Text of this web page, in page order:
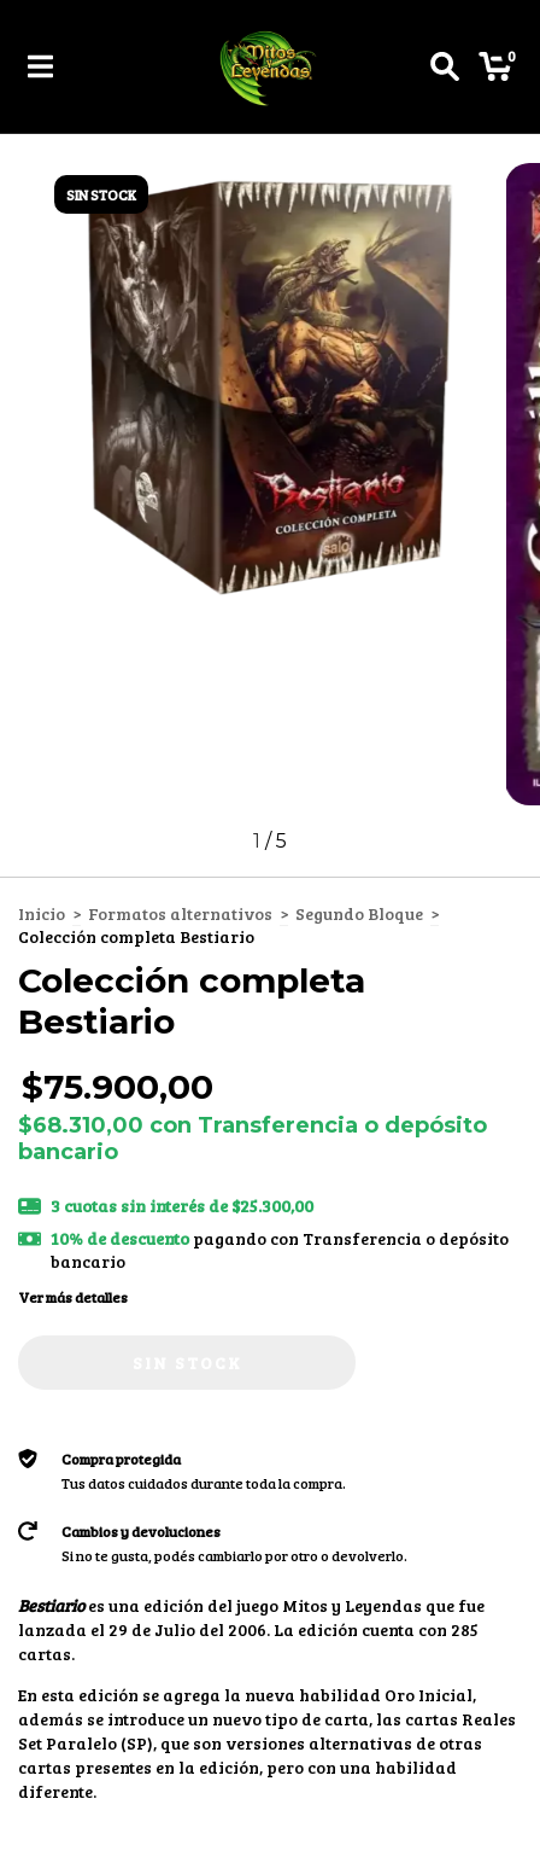
0
SIN STOCK
1 /5
Inicio > Formatos alternativos > Segundo Bloque >
Colección completa Bestiario
Colección completa
Bestiario
$75.900,00
$68.310,00 con Transferencia o depósito
bancario
3 cuotas sin interés de$25.300,00
10% de descuentopagando con Transferencia o depósito
bancario
Ver más detalles
Compra protegida
Tus datos cuidados durante toda la compra.
Cambios y devoluciones
Si no te gusta, podés cambiarlo por otro o devolverlo.
Bestiarioes una edición del juego Mitos y Leyendas que fue
lanzada el 29 de Julio del 2006. La edición cuenta con 285
cartas.
En esta edición se agrega la nueva habilidad Oro Inicial,
además se introduce un nuevo tipo de carta, las cartas Reales
Set Paralelo (SP), que son versiones alternativas de otras
cartas presentes en la edición, pero con una habilidad
diferente.